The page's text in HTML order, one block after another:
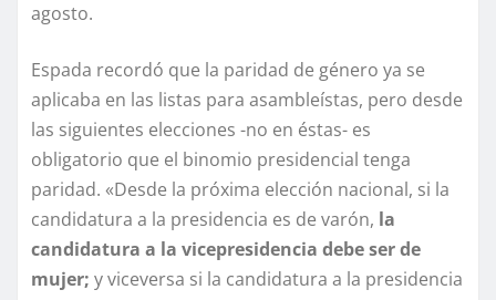
agosto.
Espada recordó que la paridad de género ya se
aplicaba en las listas para asambleístas, pero desde
las siguientes elecciones -no en éstas- es
obligatorio que el binomio presidencial tenga
paridad. «Desde la próxima elección nacional, si la
candidatura a la presidencia es de varón, la
candidatura a la vicepresidencia debe ser de
mujer; y viceversa si la candidatura a la presidencia